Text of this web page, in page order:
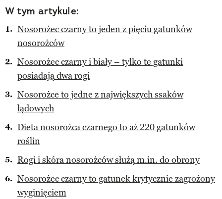
W tym artykule:
Nosorożec czarny to jeden z pięciu gatunków
nosorożców
Nosorożec czarny i biały – tylko te gatunki
posiadają dwa rogi
Nosorożce to jedne z największych ssaków
lądowych
Dieta nosorożca czarnego to aż 220 gatunków
roślin
Rogi i skóra nosorożców służą m.in. do obrony
Nosorożec czarny to gatunek krytycznie zagrożony
wyginięciem